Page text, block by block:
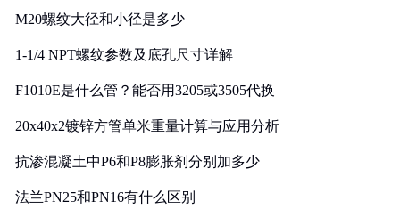
M20螺纹大径和小径是多少
1-1/4 NPT螺纹参数及底孔尺寸详解
F1010E是什么管？能否用3205或3505代换
20x40x2镀锌方管单米重量计算与应用分析
抗渗混凝土中P6和P8膨胀剂分别加多少
法兰PN25和PN16有什么区别